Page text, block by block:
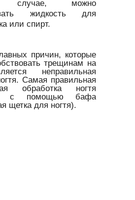
случае, можно
жидкость для
или спирт.
причин, которые
трещинам на
неправильная
Самая правильная
обработка ногтя
с помощью бафа
щетка для ногтя).